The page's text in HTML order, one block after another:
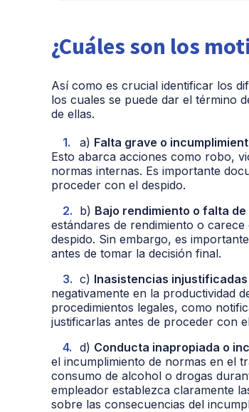
¿Cuáles son los
Así como es crucial identificar los
los cuales se puede dar el término
de ellas.
a) Falta grave o
Esto abarca acciones como robo,
normas internas. Es importante
proceder con el despido.
b) Bajo rendimiento o falta
estándares de rendimiento o
despido. Sin embargo, es
antes de tomar la decisión final.
c) Inasistencias
negativamente en la productividad
procedimientos legales, como
justificarlas antes de proceder con
d) Conducta inapropiada o
el incumplimiento de normas en el
consumo de alcohol o drogas
empleador establezca claramente
sobre las consecuencias del